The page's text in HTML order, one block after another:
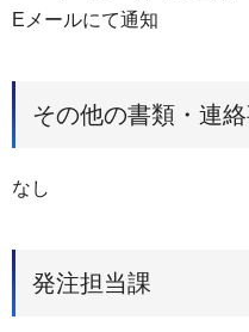
Eメールにて通知
その他の書類・連
なし
発注担当課